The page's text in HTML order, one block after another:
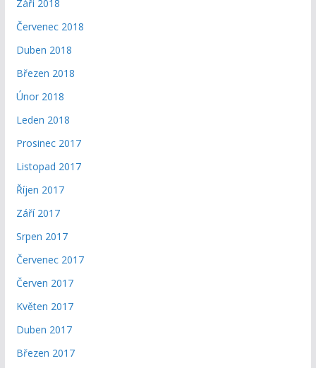
Září 2018
Červenec 2018
Duben 2018
Březen 2018
Únor 2018
Leden 2018
Prosinec 2017
Listopad 2017
Říjen 2017
Září 2017
Srpen 2017
Červenec 2017
Červen 2017
Květen 2017
Duben 2017
Březen 2017